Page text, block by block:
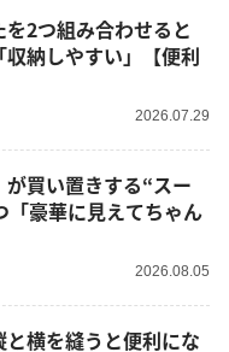
2つ組み合わせると
収納しやすい」【便利
2026.07.29
が買い置きする“スー
「豪華に見えてちゃん
2026.08.05
横を縫うと便利にな